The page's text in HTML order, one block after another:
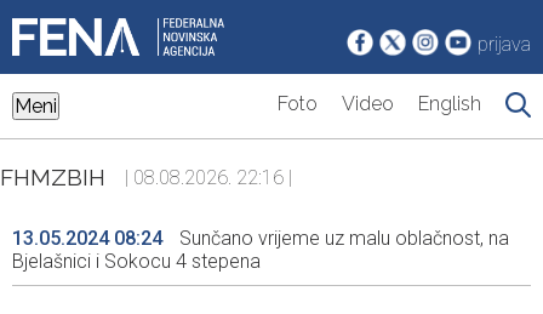
prijava
Meni Foto Video English
FHMZBIH | 08.08.2026. 22:16 |
13.05.2024 08:24
Sunčano vrijeme uz malu oblačnost, na
Bjelašnici i Sokocu 4 stepena